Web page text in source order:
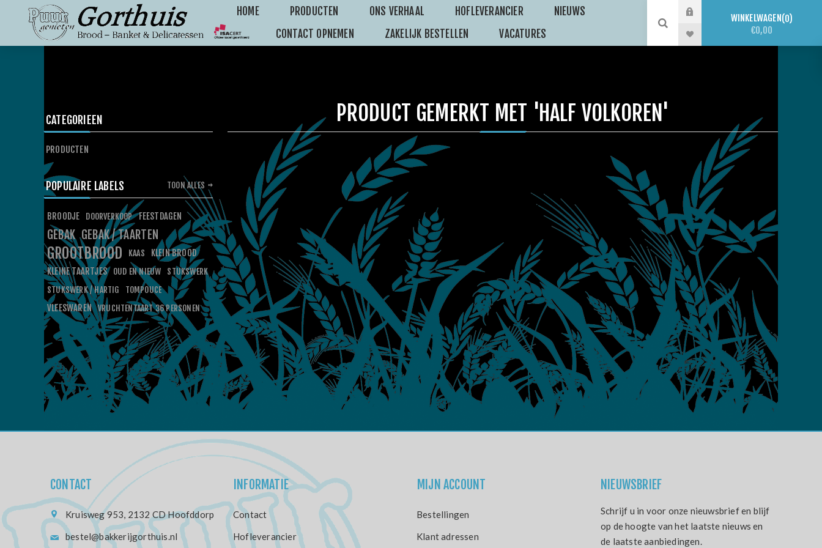
HOME PRODUCTEN ONS VERHAAL HOFLEVERANCIER
NIEUWS
CONTACT OPNEMEN
ZAKELIJK BESTELLEN VACATURES
WINKELWAGEN 0
€0,00
PRODUCT GEMERKT MET 'HALF VOLKOREN'
CATEGORIEEN
PRODUCTEN
POPULAIRE LABELS
BROODJE DOORVERKOOP FEESTDAGEN
GEBAK GEBAK / TAARTEN
GROOTBROOD KAAS
KLEIN BROOD
KLEINE TAARTJES
OUD EN NIEUW
STUKSWERK
STUKSWERK / HARTIG
TOMPOUCE
VLEESWAREN VRUCHTENTAART 36 PERSONEN
TOON ALLES
CONTACT
Kruisweg 953, 2132 CD Hoofddorp
bestel@bakkerijgorthuis.nl
INFORMATIE
Contact
Hofleverancier
MIJN ACCOUNT
Bestellingen
Klant adressen
NIEUWSBRIEF
Schrijf u in voor onze nieuwsbrief en blijf
op de hoogte van het laatste nieuws en
de laatste aanbiedingen.